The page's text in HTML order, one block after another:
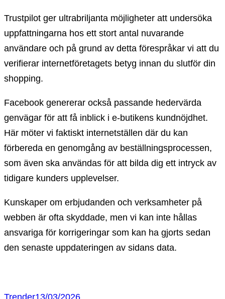
Trustpilot ger ultrabriljanta möjligheter att undersöka
uppfattningarna hos ett stort antal nuvarande
användare och på grund av detta förespråkar vi att du
verifierar internetföretagets betyg innan du slutför din
shopping.
Facebook genererar också passande hedervärda
genvägar för att få inblick i e-butikens kundnöjdhet.
Här möter vi faktiskt internetställen där du kan
förbereda en genomgång av beställningsprocessen,
som även ska användas för att bilda dig ett intryck av
tidigare kunders upplevelser.
Kunskaper om erbjudanden och verksamheter på
webben är ofta skyddade, men vi kan inte hållas
ansvariga för korrigeringar som kan ha gjorts sedan
den senaste uppdateringen av sidans data.
Trender13/03/2026